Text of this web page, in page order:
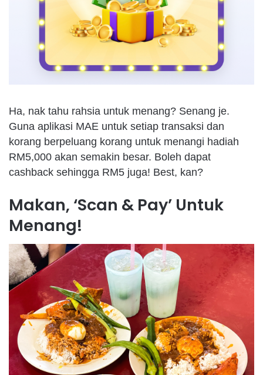
Ha, nak tahu rahsia untuk menang? Senang je.
Guna aplikasi MAE untuk setiap transaksi dan
korang berpeluang korang untuk menangi hadiah
RM5,000 akan semakin besar. Boleh dapat
cashback sehingga RM5 juga! Best, kan?
Makan, ‘Scan & Pay’ Untuk
Menang!